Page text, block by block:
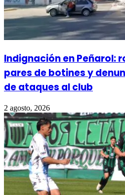
Indignación en Peñarol:
pares de botines y
de ataques al club
2 agosto, 2026